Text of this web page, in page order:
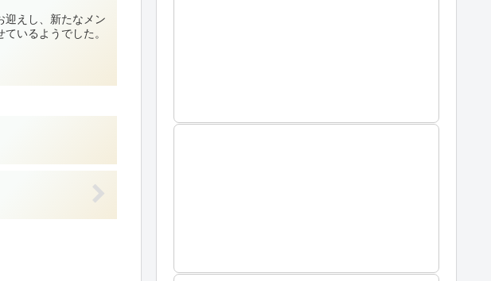
迎えし、新たなメン
いるようでした。